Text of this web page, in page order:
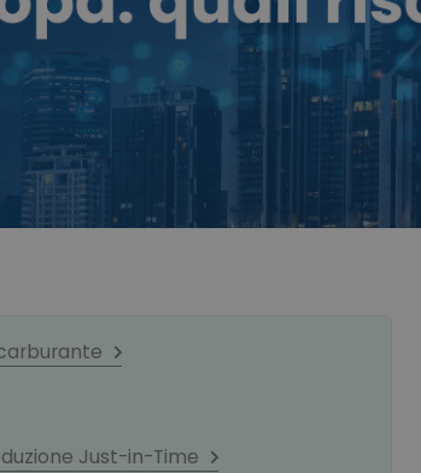
Just-in-Time